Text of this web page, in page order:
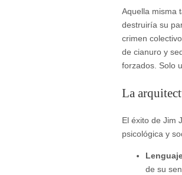
Aquella misma
destruiría su
crimen
de cianuro y
forzados. Solo
La
El éxito de Jim
psicológica y
de su